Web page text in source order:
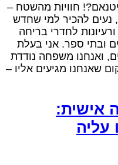
חוויות מהשטח –
נעים להכיר למי שחדש
לחדרי בריחה
ובתי ספר. אני בעלת
ואנחנו משפחה נודדת
שאנחנו מגיעים אליו –
אישית:
עליה